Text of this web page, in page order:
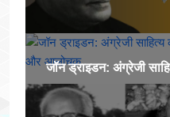
जॉन ड्राइडन: अंग्रेजी